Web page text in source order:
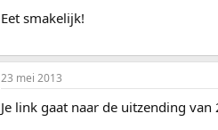
Eet smakelijk!
23 mei 2013
Je link gaat naar de uitzending